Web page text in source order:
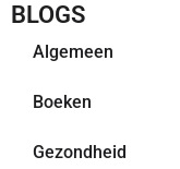
BLOGS
Algemeen
Boeken
Gezondheid